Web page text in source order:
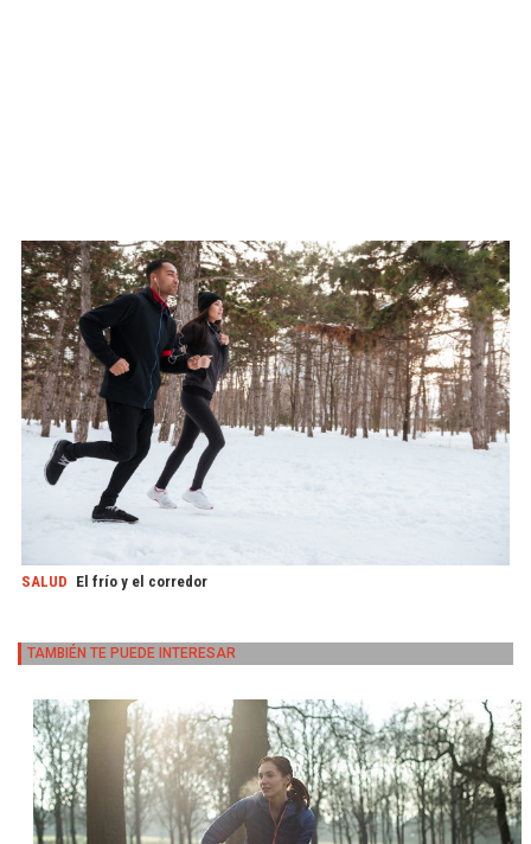
SALUD El frío y el corredor
TAMBIÉN TE PUEDE INTERESAR